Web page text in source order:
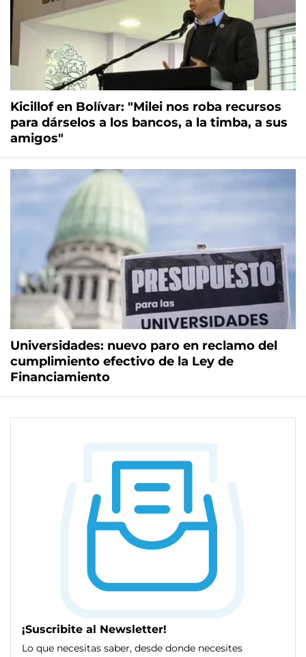
Kicillof en Bolívar: "Milei nos roba recursos
para dárselos a los bancos, a la timba, a sus
amigos"
Universidades: nuevo paro en reclamo del
cumplimiento efectivo de la Ley de
Financiamiento
¡Suscribite al Newsletter!
Lo que necesitas saber, desde donde necesites